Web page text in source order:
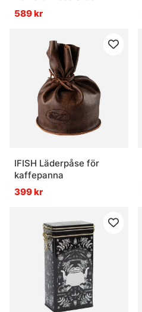
589 kr
IFISH Läderpåse för
kaffepanna
399 kr